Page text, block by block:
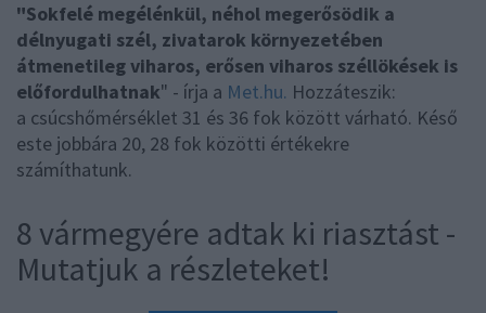
"Sokfelé megélénkül, néhol megerősödik a
délnyugati szél, zivatarok környezetében
átmenetileg viharos, erősen viharos széllökések is
előfordulhatnak" - írja a Met.hu. Hozzáteszik:
a csúcshőmérséklet 31 és 36 fok között várható. Késő
este jobbára 20, 28 fok közötti értékekre
számíthatunk.
8 vármegyére adtak ki riasztást -
Mutatjuk a részleteket!